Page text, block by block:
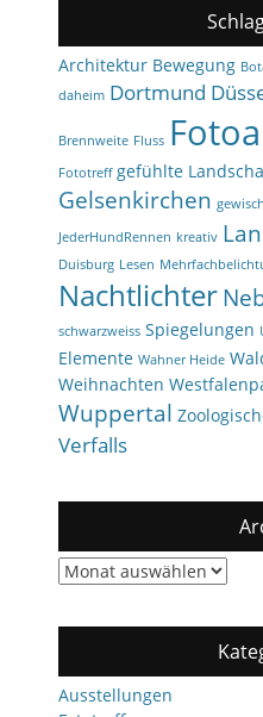
Architektur Bewegung
daheim Dortmund
Brennweite Fluss
Fototreff gefühlte
Gelsenkirchen
JederHundRennen kreativ
Duisburg Lesen
Nachtlichter
schwarzweiss Spiegelungen
Elemente Wahner Heide
Weihnachten
Wuppertal
Verfalls
Archiv
Ausstellungen